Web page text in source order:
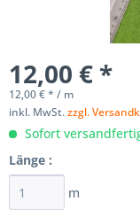
12,00 € *
12,00 € * / m
inkl. MwSt.zzgl.
Sofort
Länge :
m